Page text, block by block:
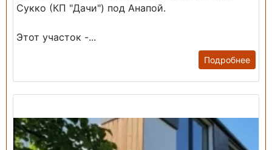
Сукко (КП "Дачи") под Анапой.
Этот участок -...
Подробнее